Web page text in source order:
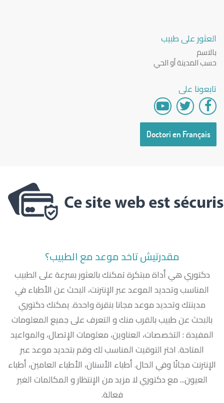
العثور على طبيب
بالاسم
حسب المدينة أو الحي
تابعونا على
Doctori en Français
مقدرتيش تاخد موعد مع الطبيب؟
دكتوري هي أداة مبتكرة تمكنك بالعثور بسرعة على الطبيب
المناسب وتحديد الموعد عبر الإنترنت، البحث عن الأطباء في
مدينتك وتحديد موعد مجانا بنقرة واحدة. يمكنك دكتوري
بالبحث عن طبيب بالقرب منك و التعرف على جميع المعلومات
المفيدة : التخصصات، العناوين، معلومات الإتصال، والمواعيد
المتاحة. اختر التوقيت المناسب لك وقم بتحديد موعد عبر
الإنترنت مجانًا وفي الحال. أطباء الأسنان، الأطباء العامين، أطباء
العيون... مع دكتوري لا مزيد من الإنتظار و المكالمات الغير
فعالة.‎